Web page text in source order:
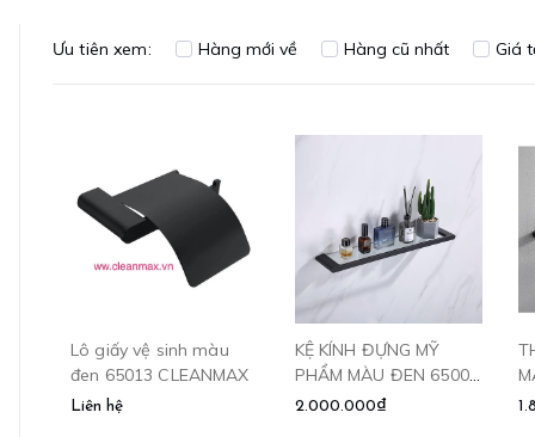
Ưu tiên xem: Hàng mới về Hàng cũ nhất Giá
Lô giấy vệ sinh màu
đen 65013 CLEANMAX
Liên hệ
KỆ KÍNH ĐỰNG MỸ
PHẨM MÀU ĐEN 65005
CLEANMAX
2.000.000₫